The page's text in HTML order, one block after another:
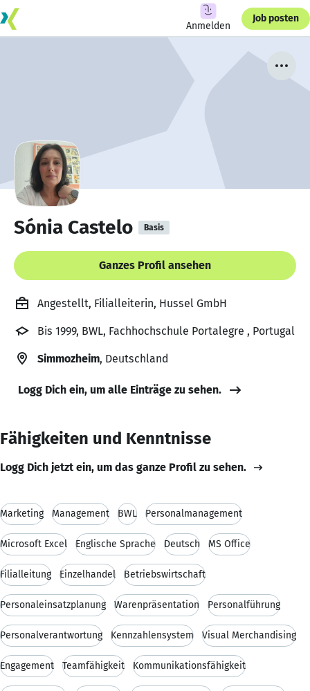
Anmelden
Job posten
Sónia Castelo Basis
Ganzes Profil ansehen
Angestellt, Filialleiterin, Hussel GmbH
Bis 1999, BWL, Fachhochschule Portalegre , Portugal
Simmozheim, Deutschland
Logg Dich ein, um alle Einträge zu sehen.
Fähigkeiten und Kenntnisse
Logg Dich jetzt ein, um das ganze Profil zu sehen.
Marketing Management BWL Personalmanagement
Microsoft Excel Englische Sprache Deutsch MS Office
Filialleitung Einzelhandel Betriebswirtschaft
Personaleinsatzplanung Warenpräsentation Personalführung
Personalverantwortung Kennzahlensystem Visual Merchandising
Engagement Teamfähigkeit Kommunikationsfähigkeit